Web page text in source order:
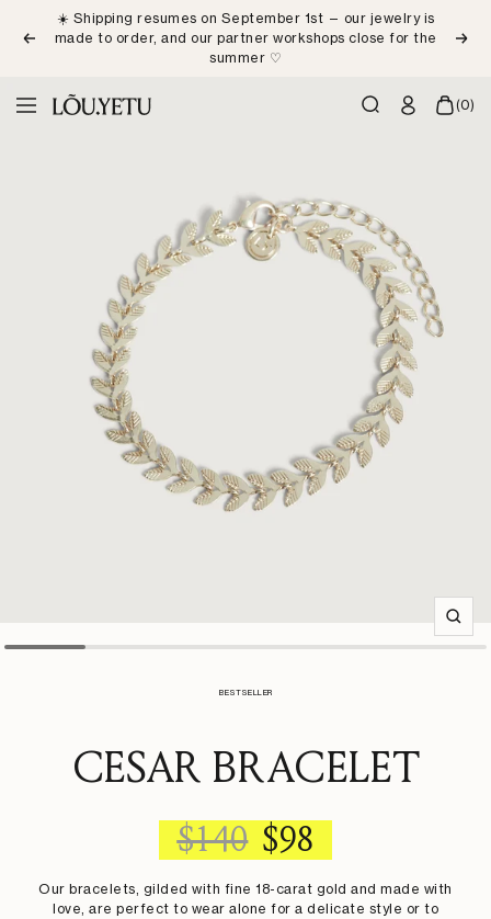
contentPrevious
☀️ Shipping resumes on September 1st — our jewelry is
made to order, and our partner workshops close for the
summer ♡
Next
NavigationLÕU.YETU
(0)
Zoom
BESTSELLER
CESAR BRACELET
REGULAR
PRICE
$140 SALE
PRICE
$98
Our bracelets, gilded with fine 18-carat gold and made with
love, are perfect to wear alone for a delicate style or to